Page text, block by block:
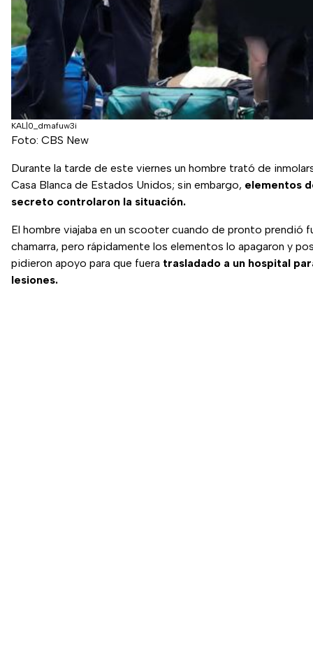
KAL|0_dmafuw3i
Foto: CBS New
Durante la tarde de este viernes un hombre trató de
Casa Blanca de Estados Unidos; sin embargo, elementos
secreto controlaron la situación.
El hombre viajaba en un scooter cuando de pronto prendió
chamarra, pero rápidamente los elementos lo apagaron y
pidieron apoyo para que fuera trasladado a un hospital
lesiones.